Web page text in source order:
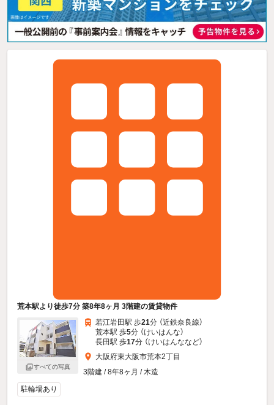
荒本駅より徒歩7分 築8年8ヶ月 3階建の賃貸物件
すべての写真
若江岩田駅 歩21分 （近鉄奈良線）
荒本駅 歩5分 （けいはんな）
長田駅 歩17分 （けいはんななど）
大阪府東大阪市荒本2丁目
3階建 / 8年8ヶ月 / 木造
駐輪場あり